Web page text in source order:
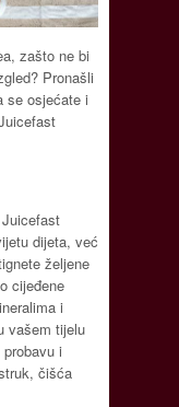
zašto ne bi
Pronašli
se osjećate i
dijeta, već
željene
cijeđene
i
vašem tijelu
i
čišća